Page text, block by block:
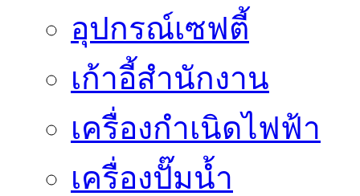
อุปกรณ์เซฟตี้
เก้าอี้สำนักงาน
เครื่องกำเนิดไฟฟ้า
เครื่องปั๊มน้ำ